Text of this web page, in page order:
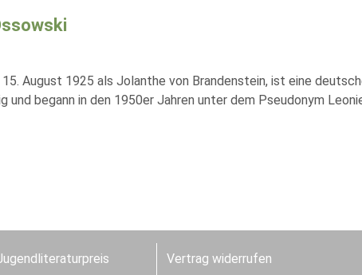
August 1925 als Jolanthe von Brandenstein, ist eine
und begann in den 1950er Jahren unter dem Pseudonym
Vertrag widerrufen